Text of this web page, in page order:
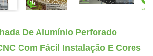
De Alumínio Perforado
Com Fácil Instalação E Cores